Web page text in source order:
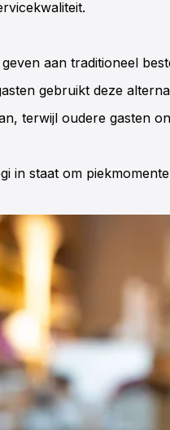
aan traditioneel
gebruikt deze
terwijl oudere gasten
in staat om